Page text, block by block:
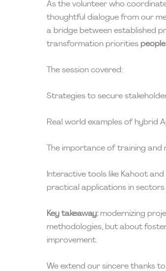
As the volunteer who
thoughtful dialogue from our
a bridge between established
transformation priorities
The session covered:
Strategies to secure
Real world examples of hybrid
The importance of training
Interactive tools like Kahoot
practical applications in
Key takeaway:modernizing
methodologies, but about
improvement.
We extend our sincere thanks to